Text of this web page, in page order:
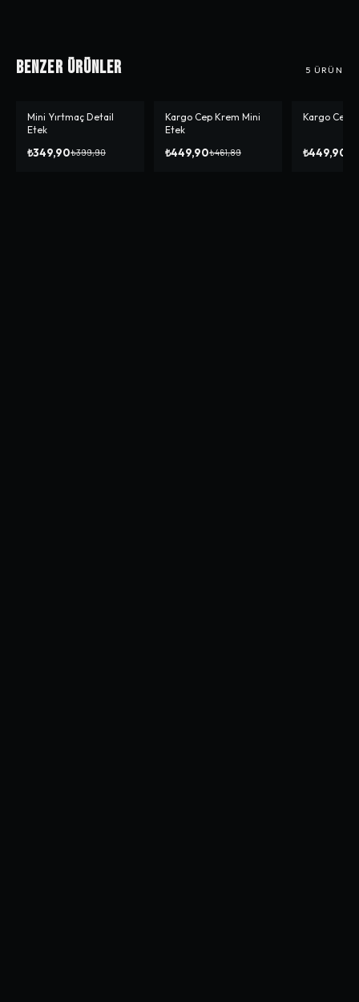
Benzer Ürünler 5 ÜRÜN
-%13
Mini Yırtmaç Detail
Etek
₺349,90₺399,90
-%3
Kargo Cep Krem Mini
Etek
₺449,90₺461,89
-%44
Kargo Cep
₺449,90